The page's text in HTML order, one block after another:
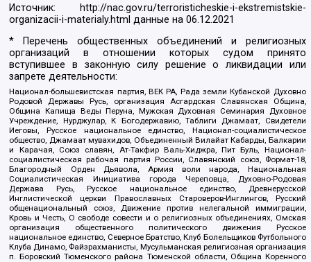
Источник:
http://nac.gov.ru/terroristicheskie-i-ekstremistskie-
organizacii-i-materialy.html данные на06.12.2021
* Перечень общественных объединений и религиозных
организаций в отношении которых судом принято
вступившее в законную силу решение о ликвидации или
запрете деятельности:
Национал-большевистская партия, ВЕК РА, Рада земли Кубанской Духовно
Родовой Державы Русь, организация Асгардская Славянская Община,
Община Капища Веды Перуна, Мужская Духовная Семинария Духовное
Учреждение, Нурджулар, К Богодержавию, Таблиги Джамаат, Свидетели
Иеговы, Русское национальное единство, Национал-социалистическое
общество, Джамаат мувахидов, Объединенный Вилайат Кабарды, Балкарии
и Карачая, Союз славян, Ат-Такфир Валь-Хиджра, Пит Буль, Национал-
социалистическая рабочая партия России, Славянский союз, Формат-18,
Благородный Орден Дьявола, Армия воли народа, Национальная
Социалистическая Инициатива города Череповца, Духовно-Родовая
Держава Русь, Русское национальное единство, Древнерусской
Инглистической церкви Православных Староверов-Инглингов, Русский
общенациональный союз, Движение против нелегальной иммиграции,
Кровь и Честь, О свободе совести и о религиозных объединениях, Омская
организация общественного политического движения Русское
национальное единство, Северное Братство, Клуб Болельщиков Футбольного
Клуба Динамо, Файзрахманисты, Мусульманская религиозная организация
п. Боровский Тюменского района Тюменской области, Община Коренного